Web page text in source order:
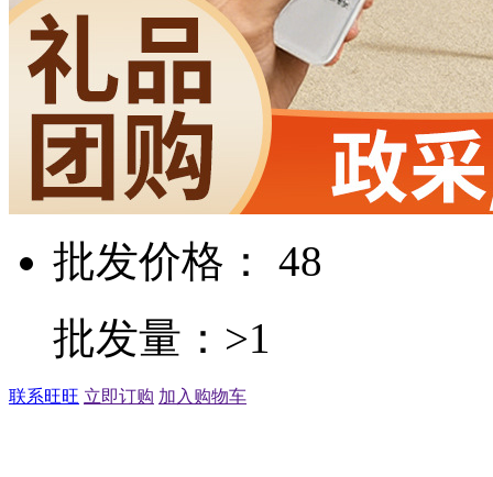
批发价格： 48
批发量：>1
联系旺旺 立即订购 加入购物车